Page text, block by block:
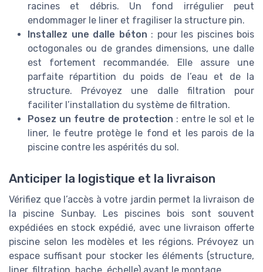
racines et débris. Un fond irrégulier peut
endommager le liner et fragiliser la structure pin.
Installez une dalle béton : pour les piscines bois
octogonales ou de grandes dimensions, une dalle
est fortement recommandée. Elle assure une
parfaite répartition du poids de l’eau et de la
structure. Prévoyez une dalle filtration pour
faciliter l’installation du système de filtration.
Posez un feutre de protection : entre le sol et le
liner, le feutre protège le fond et les parois de la
piscine contre les aspérités du sol.
Anticiper la logistique et la livraison
Vérifiez que l’accès à votre jardin permet la livraison de
la piscine Sunbay. Les piscines bois sont souvent
expédiées en stock expédié, avec une livraison offerte
piscine selon les modèles et les régions. Prévoyez un
espace suffisant pour stocker les éléments (structure,